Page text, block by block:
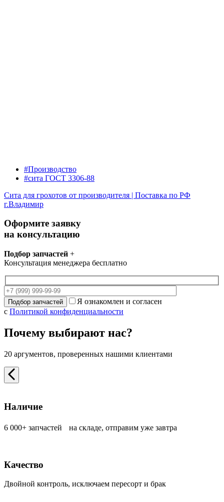
#Производство
#сита ГОСТ 3306-88
Сита для грохотов от производителя | Поставка по РФ
г.Владимир
Оформите заявку
на консультацию
Подбор запчастей +
Консультация менеджера бесплатно
Я ознакомлен и согласен
с Политикой конфиденциальности
Почему выбирают нас?
20 аргументов, проверенных нашими клиентами
Наличие
6 000+ запчастей на складе, отправим уже завтра
Качество
Двойной контроль, исключаем пересорт и брак